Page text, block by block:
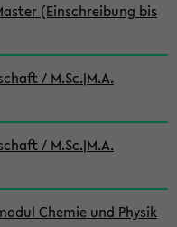
(Einschreibung bis
/ M.Sc.|M.A.
/ M.Sc.|M.A.
Chemie und Physik